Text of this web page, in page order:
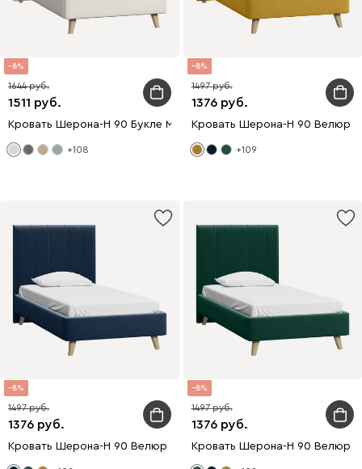
8
1511
1644
Кровать Шерона-Н 90 Букле Молочный
+108
8
1376
1497
Кровать Шерона-Н 90 Велюр
+109
8
1376
1497
Кровать Шерона-Н 90 Велюр Синий
8
1376
1497
Кровать Шерона-Н 90 Велюр